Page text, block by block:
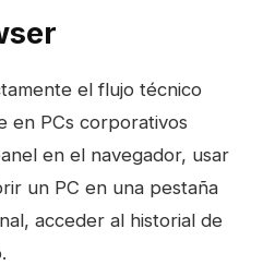
el flujo técnico
en PCs corporativos
en el navegador, usar
un PC en una pestaña
acceder al historial de